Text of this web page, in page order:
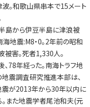
。和歌山県串本で15メート
島から伊豆半島に津浪被
地震:M8・0。2年前の昭和
害。死者1,330人。
78年経った。南海トラフ地
震調査研究推進本部は、
震が2013年から30年以内に
。また地震学者尾池和夫(元